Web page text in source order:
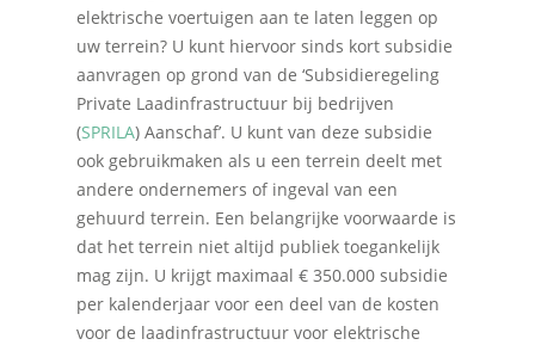
elektrische voertuigen aan te laten leggen op
uw terrein? U kunt hiervoor sinds kort subsidie
aanvragen op grond van de ‘Subsidieregeling
Private Laadinfrastructuur bij bedrijven
(SPRILA) Aanschaf’. U kunt van deze subsidie
ook gebruikmaken als u een terrein deelt met
andere ondernemers of ingeval van een
gehuurd terrein. Een belangrijke voorwaarde is
dat het terrein niet altijd publiek toegankelijk
mag zijn. U krijgt maximaal € 350.000 subsidie
per kalenderjaar voor een deel van de kosten
voor de laadinfrastructuur voor elektrische